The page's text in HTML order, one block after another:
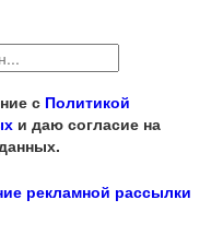
с Политикой
и даю согласие на
рекламной рассылки